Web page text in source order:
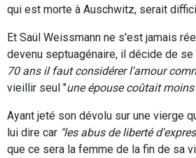
qui est morte à Auschwitz, serait
Et Saül Weissmann ne s'est jamais
devenu septuagénaire, il décide de
70 ans il faut considérer l'amour
vieillir seul "une épouse coûtait
Ayant jeté son dévolu sur une vierge
lui dire car "les abus de liberté
que ce sera la femme de la fin de sa